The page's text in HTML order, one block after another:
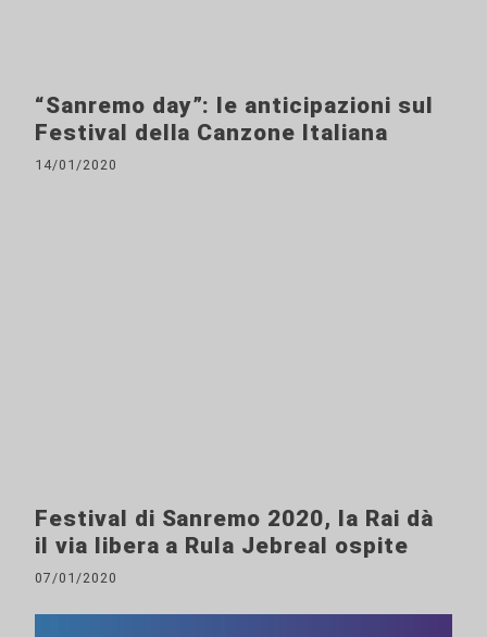
“Sanremo day”: le anticipazioni sul
Festival della Canzone Italiana
14/01/2020
Festival di Sanremo 2020, la Rai dà
il via libera a Rula Jebreal ospite
07/01/2020